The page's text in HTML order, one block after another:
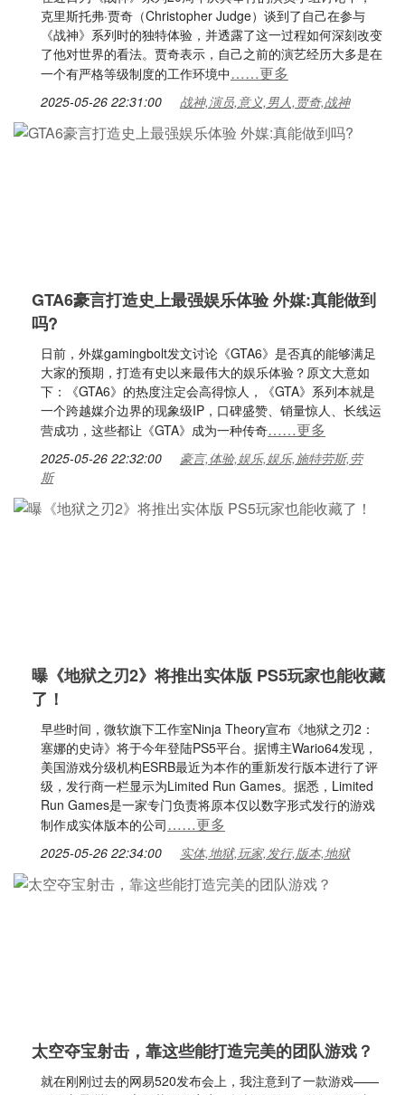
克里斯托弗·贾奇（Christopher Judge）谈到了自己在参与
《战神》系列时的独特体验，并透露了这一过程如何深刻改变
了他对世界的看法。贾奇表示，自己之前的演艺经历大多是在
一个有严格等级制度的工作环境中……更多
2025-05-26 22:31:00 战神,演员,意义,男人,贾奇,战神
GTA6豪言打造史上最强娱乐体验 外媒:真能做到
吗?
日前，外媒gamingbolt发文讨论《GTA6》是否真的能够满足
大家的预期，打造有史以来最伟大的娱乐体验？原文大意如
下：《GTA6》的热度注定会高得惊人，《GTA》系列本就是
一个跨越媒介边界的现象级IP，口碑盛赞、销量惊人、长线运
营成功，这些都让《GTA》成为一种传奇……更多
2025-05-26 22:32:00
豪言,体验,娱乐,娱乐,施特劳斯,劳
斯
曝《地狱之刃2》将推出实体版 PS5玩家也能收藏
了！
早些时间，微软旗下工作室Ninja Theory宣布《地狱之刃2：
塞娜的史诗》将于今年登陆PS5平台。据博主Wario64发现，
美国游戏分级机构ESRB最近为本作的重新发行版本进行了评
级，发行商一栏显示为Limited Run Games。据悉，Limited
Run Games是一家专门负责将原本仅以数字形式发行的游戏
制作成实体版本的公司……更多
2025-05-26 22:34:00 实体,地狱,玩家,发行,版本,地狱
太空夺宝射击，靠这些能打造完美的团队游戏？
就在刚刚过去的网易520发布会上，我注意到了一款游戏——